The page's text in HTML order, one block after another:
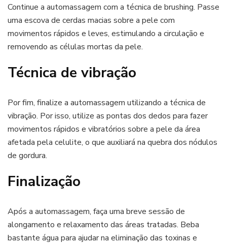
Continue a automassagem com a técnica de brushing. Passe
uma escova de cerdas macias sobre a pele com
movimentos rápidos e leves, estimulando a circulação e
removendo as células mortas da pele.
Técnica de vibração
Por fim, finalize a automassagem utilizando a técnica de
vibração. Por isso, utilize as pontas dos dedos para fazer
movimentos rápidos e vibratórios sobre a pele da área
afetada pela celulite, o que auxiliará na quebra dos nódulos
de gordura.
Finalização
Após a automassagem, faça uma breve sessão de
alongamento e relaxamento das áreas tratadas. Beba
bastante água para ajudar na eliminação das toxinas e